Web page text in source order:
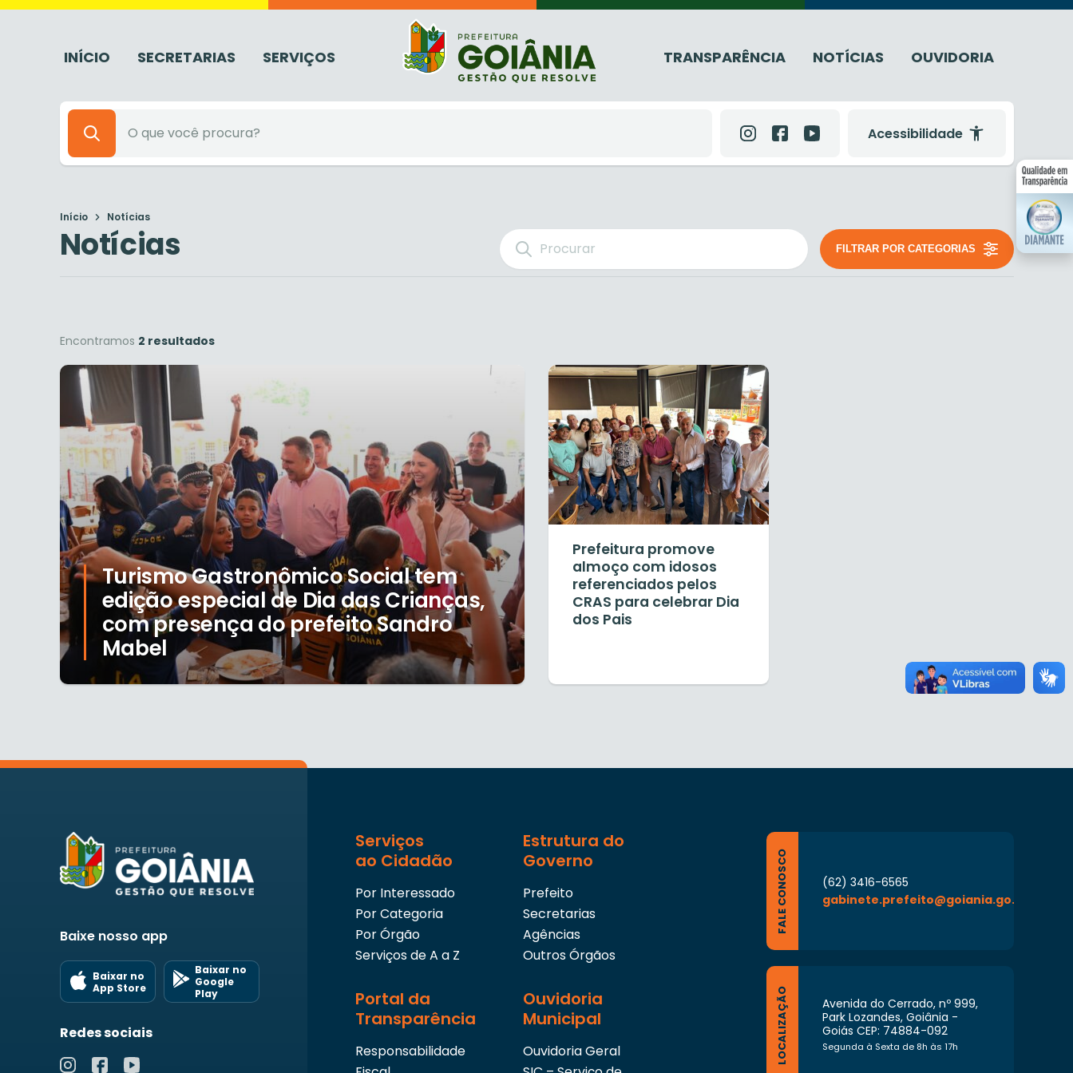
INÍCIO SECRETARIAS SERVIÇOS TRANSPARÊNCIA NOTÍCIAS OUVIDORIA
Acessibilidade
Início Notícias
Notícias FILTRAR POR CATEGORIAS
Encontramos 2 resultados
Turismo Gastronômico Social tem
edição especial de Dia das Crianças,
com presença do prefeito Sandro
Mabel
Prefeitura promove
almoço com idosos
referenciados pelos
CRAS para celebrar Dia
dos Pais
Baixe nosso app
Baixar no
App Store
Baixar no
Google
Play
Redes sociais
Serviços
ao Cidadão
Por Interessado
Por Categoria
Por Órgão
Serviços de A a Z
Estrutura do
Governo
Prefeito
Secretarias
Agências
Outros Órgãos
Portal da
Transparência
Responsabilidade
Ouvidoria
Municipal
Ouvidoria Geral
FALE CONOSCO
(62) 3416-6565
gabinete.prefeito@goiania.go.gov.br
LOCALIZAÇÃO
Avenida do Cerrado, nº 999,
Park Lozandes, Goiânia -
Goiás CEP: 74884-092
Segunda à Sexta de 8h às 17h